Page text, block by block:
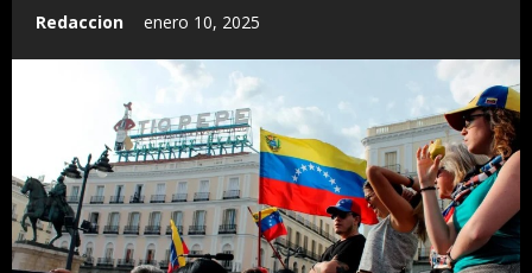
Redaccion enero 10, 2025